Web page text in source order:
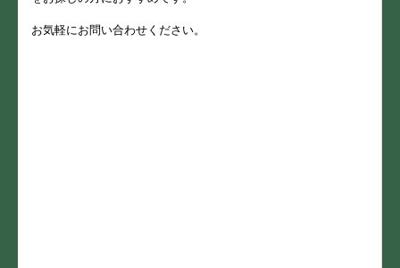
お気軽にお問い合わせください。